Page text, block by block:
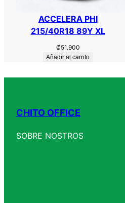
ACCELERA PHI
215/40R18 89Y XL
₡51.900
Añadir al carrito
CHITO OFFICE
SOBRE NOSTROS